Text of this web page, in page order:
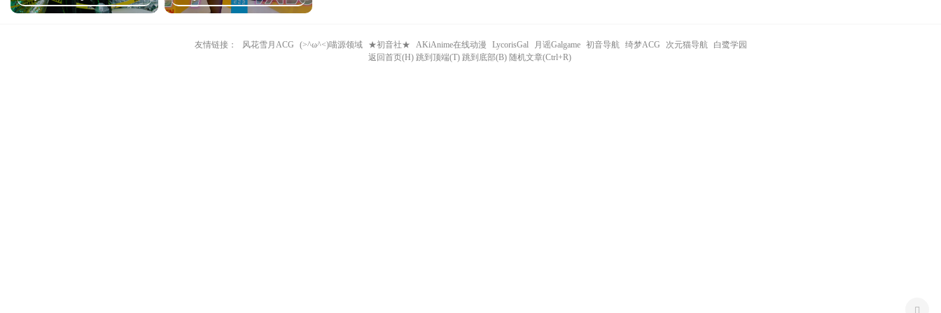
友情链接： 风花雪月ACG (>^ω^<)喵源领域 ★初音社★ AKiAnime在线动漫 LycorisGal 月谣Galgame 初音导航 绮梦ACG 次元猫导航
白鹭学园
返回首页(H) 跳到顶端(T) 跳到底部(B) 随机文章(Ctrl+R)